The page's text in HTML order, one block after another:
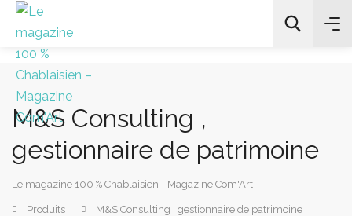
All Categories
M&S Consulting ,
gestionnaire de patrimoine
Le magazine 100 % Chablaisien - Magazine Com'Art
Produits M&S Consulting , gestionnaire de patrimoine